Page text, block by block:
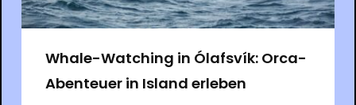
Whale-Watching in Ólafsvík: Orca-
Abenteuer in Island erleben